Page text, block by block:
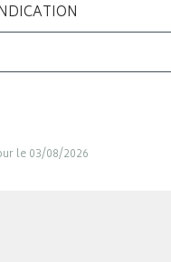
le 03/08/2026